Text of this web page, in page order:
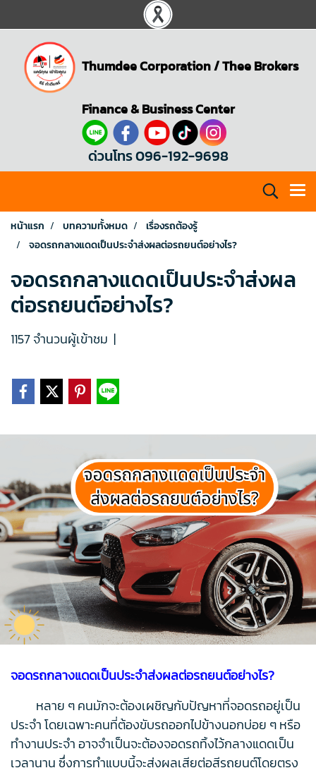
Thumdee Corporation/Thee Brokers
Finance & Business Center
ด่วนโทร 096-192-9698
หน้าแรก บทความทั้งหมด
เรื่องรถต้องรู้
จอดรถกลางแดดเป็นประจำส่งผลต่อรถยนต์อย่างไร?
จอดรถกลางแดดเป็นประจำส่งผล
ต่อรถยนต์อย่างไร?
1157 จำนวนผู้เข้าชม |
จอดรถกลางแดดเป็นประจำส่งผลต่อรถยนต์อย่างไร?
หลาย ๆ คนมักจะต้องเผชิญกับปัญหาที่จอดรถอยู่เป็น
ประจำ โดยเฉพาะคนที่ต้องขับรถออกไปข้างนอกบ่อย ๆ หรือ
ทำงานประจำ อาจจำเป็นจะต้องจอดรถทิ้งไว้กลางแดดเป็น
เวลานาน ซึ่งการทำแบบนี้จะส่งผลเสียต่อสีรถยนต์โดยตรง